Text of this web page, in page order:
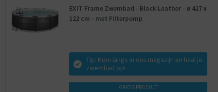
EXIT Frame Zwembad - Black Leather - ø 427 x
122 cm - met Filterpomp
Tip: Kom langs in ons magazijn en haal je
zwembad op!
GRATIS PRODUCT